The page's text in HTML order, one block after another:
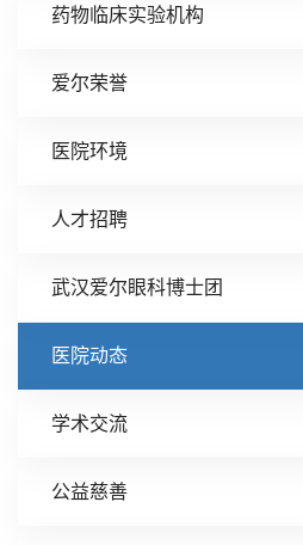
药物临床实验机构
爱尔荣誉
医院环境
人才招聘
武汉爱尔眼科博士团
医院动态
学术交流
公益慈善